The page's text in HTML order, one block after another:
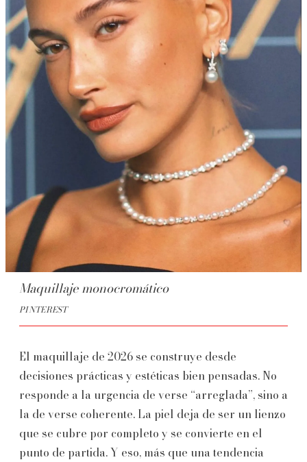
Maquillaje monocromático
PINTEREST
El maquillaje de 2026 se construye desde
decisiones prácticas y estéticas bien pensadas. No
responde a la urgencia de verse “arreglada”, sino a
la de verse coherente. La piel deja de ser un lienzo
que se cubre por completo y se convierte en el
punto de partida. Y eso, más que una tendencia